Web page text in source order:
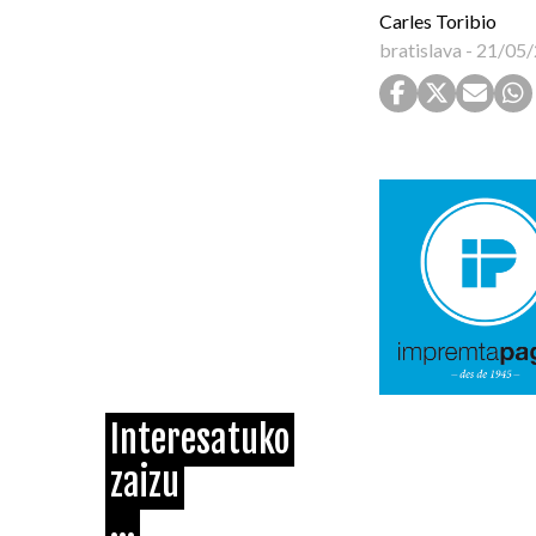
Carles Toribio
bratislava - 21/
Interesatuko
zaizu
...